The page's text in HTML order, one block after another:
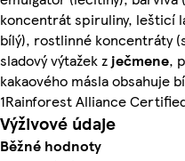
koncentrát spiruliny, lešticí
bílý), rostlinné koncentráty
sladový výtažek z ječmene,
kakaového másla obsahuje
1Rainforest Alliance
Výživové údaje
Běžné hodnoty